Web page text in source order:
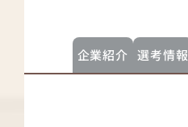
企業紹介 選考情報